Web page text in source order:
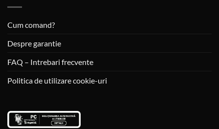
Cum comand?
Despre garantie
FAQ – Intrebari frecvente
Politica de utilizare cookie-uri